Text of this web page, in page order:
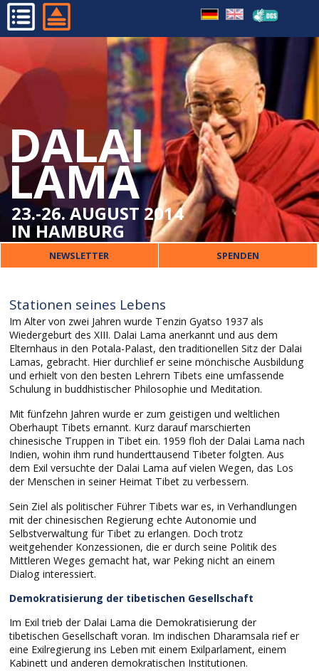
DALAI
LAMA
23.-26. AUGUST 2014
IN HAMBURG
PROGRAMM
ORGANISATORISCHES
STATIONEN SEINES LEBENS
SCHIRMHERR DES
TIBETISCHEN ZENTRUMS
VERANSTALTER
PRESSE
KONTAKT
NEWSLETTER SPENDEN
Stationen seines Lebens
Im Alter von zwei Jahren wurde Tenzin Gyatso 1937 als
Wiedergeburt des XIII. Dalai Lama anerkannt und aus dem
Elternhaus in den Potala-Palast, den traditionellen Sitz der Dalai
Lamas, gebracht. Hier durchlief er seine mönchische Ausbildung
und erhielt von den besten Lehrern Tibets eine umfassende
Schulung in buddhistischer Philosophie und Meditation.
Mit fünfzehn Jahren wurde er zum geistigen und weltlichen
Oberhaupt Tibets ernannt. Kurz darauf marschierten
chinesische Truppen in Tibet ein. 1959 floh der Dalai Lama nach
Indien, wohin ihm rund hunderttausend Tibeter folgten. Aus
dem Exil versuchte der Dalai Lama auf vielen Wegen, das Los
der Menschen in seiner Heimat Tibet zu verbessern.
Sein Ziel als politischer Führer Tibets war es, in Verhandlungen
mit der chinesischen Regierung echte Autonomie und
Selbstverwaltung für Tibet zu erlangen. Doch trotz
weitgehender Konzessionen, die er durch seine Politik des
Mittleren Weges gemacht hat, war Peking nicht an einem
Dialog interessiert.
Demokratisierung der tibetischen Gesellschaft
Im Exil trieb der Dalai Lama die Demokratisierung der
tibetischen Gesellschaft voran. Im indischen Dharamsala rief er
eine Exilregierung ins Leben mit einem Exilparlament, einem
Kabinett und anderen demokratischen Institutionen.